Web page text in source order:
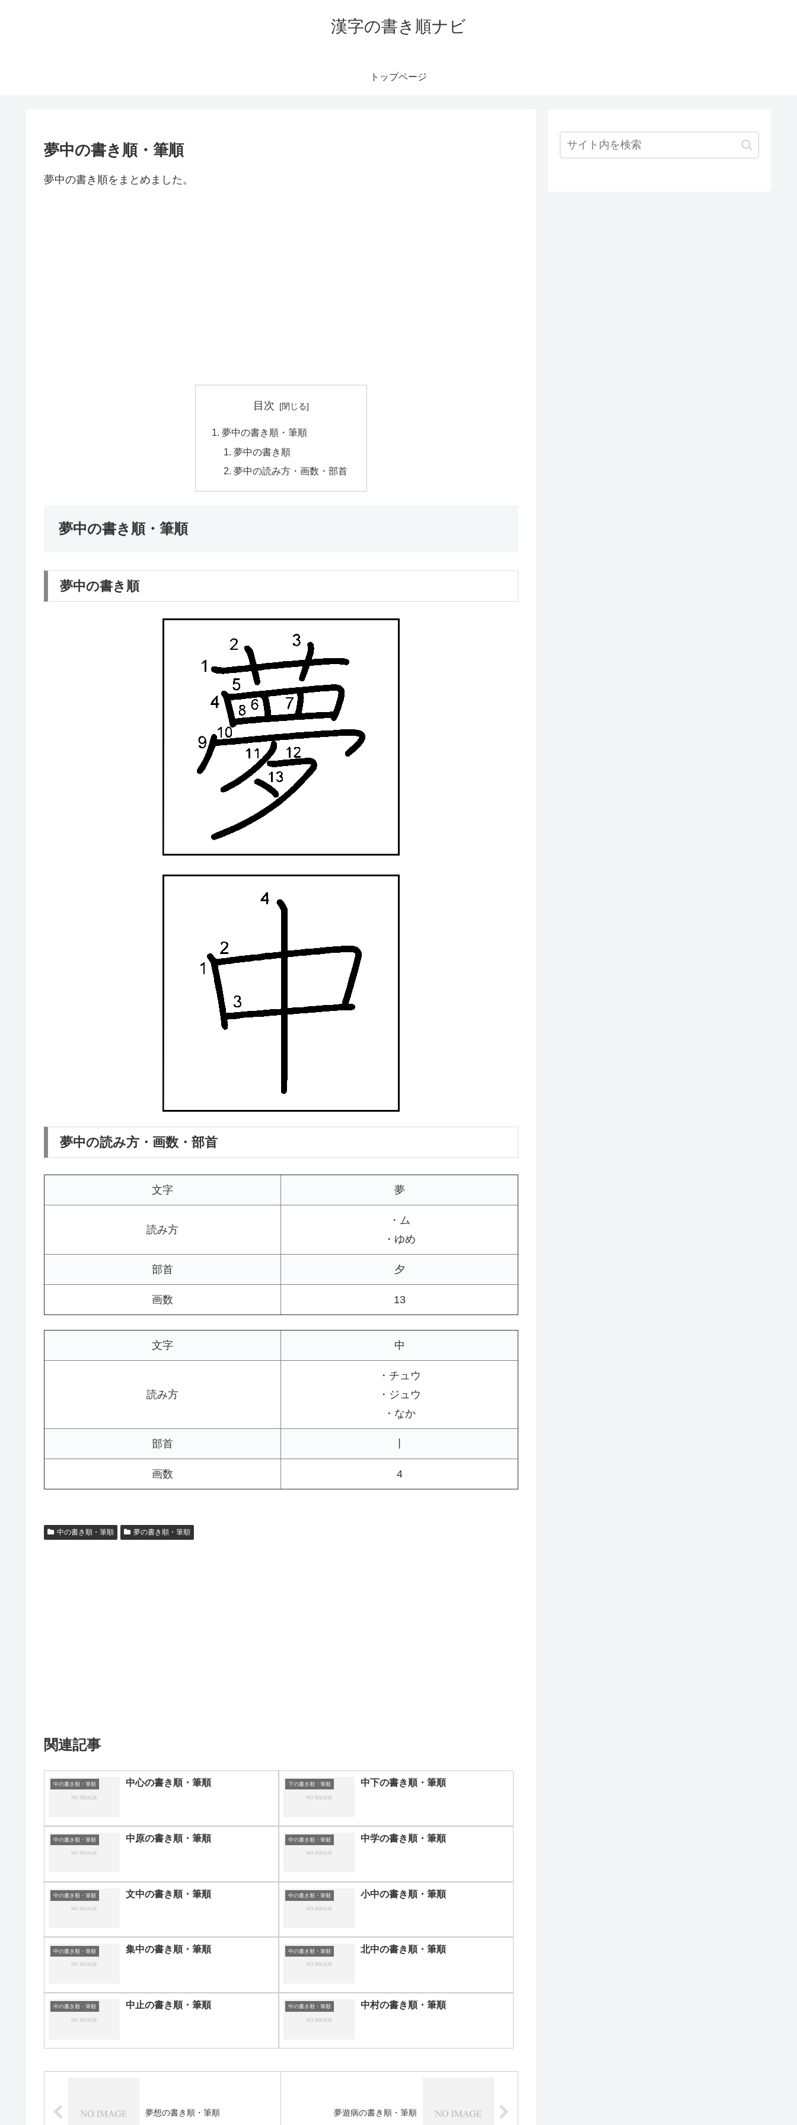
漢字の書き順ナビ
トップページ
夢中の書き順・筆順
夢中の書き順をまとめました。
目次
夢中の書き順・筆順
夢中の書き順
夢中の読み方・画数・部首
夢中の書き順・筆順
夢中の書き順
夢中の読み方・画数・部首
文字 夢
読み方
・ム
・ゆめ
部首 夕
画数 13
文字 中
読み方
・チュウ
・ジュウ
・なか
部首
画数 4
中の書き順・筆順 夢の書き順・筆順
関連記事
中の書き順・筆順 中心の書き順・筆順 下の書き順・筆順 中下の書き順・筆順
中の書き順・筆順 中原の書き順・筆順 中の書き順・筆順 中学の書き順・筆順
中の書き順・筆順 文中の書き順・筆順 中の書き順・筆順 小中の書き順・筆順
中の書き順・筆順 集中の書き順・筆順 中の書き順・筆順 北中の書き順・筆順
中の書き順・筆順 中止の書き順・筆順 中の書き順・筆順 中村の書き順・筆順
夢想の書き順・筆順 夢遊病の書き順・筆順